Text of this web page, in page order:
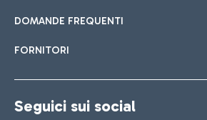
DOMANDE FREQUENTI
FORNITORI
Seguici sui social